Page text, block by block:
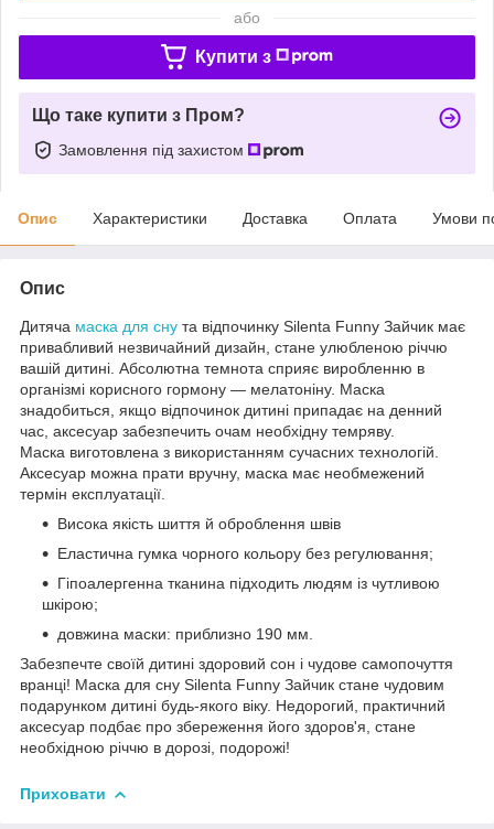
або
Купити з
Що таке купити з Пром?
Замовлення під захистом
Опис Характеристики Доставка Оплата Умови
Опис
Дитяча маска для сну та відпочинку Silenta Funny Зайчик має
привабливий незвичайний дизайн, стане улюбленою річчю
вашій дитині. Абсолютна темнота сприяє виробленню в
організмі корисного гормону — мелатоніну. Маска
знадобиться, якщо відпочинок дитині припадає на денний
час, аксесуар забезпечить очам необхідну темряву.
Маска виготовлена з використанням сучасних технологій.
Аксесуар можна прати вручну, маска має необмежений
термін експлуатації.
Висока якість шиття й оброблення швів
Еластична гумка чорного кольору без регулювання;
Гіпоалергенна тканина підходить людям із чутливою
шкірою;
довжина маски: приблизно 190 мм.
Забезпечте своїй дитині здоровий сон і чудове самопочуття
вранці! Маска для сну Silenta Funny Зайчик стане чудовим
подарунком дитині будь-якого віку. Недорогий, практичний
аксесуар подбає про збереження його здоров'я, стане
необхідною річчю в дорозі, подорожі!
Приховати